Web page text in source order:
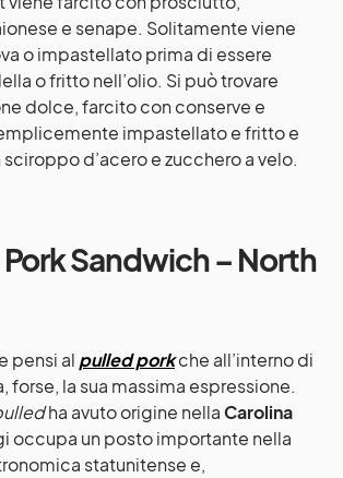
e senape. Solitamente viene
o impastellato prima di essere
o fritto nell’olio. Si può trovare
dolce, farcito con conserve e
impastellato e fritto e
d’acero e zucchero a velo.
Sandwich – North
pensi al pulled porkche all’interno di
forse, la sua massima espressione.
ha avuto origine nellaCarolina
occupa un posto importante nella
statunitense e,